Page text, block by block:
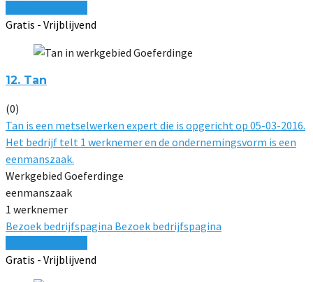
Gratis - Vrijblijvend
12. Tan
(0)
Tan is een metselwerken expert die is opgericht op 05-03-2016.
Het bedrijf telt 1 werknemer en de ondernemingsvorm is een
eenmanszaak.
Werkgebied Goeferdinge
eenmanszaak
1 werknemer
Bezoek bedrijfspagina Bezoek bedrijfspagina
Gratis - Vrijblijvend